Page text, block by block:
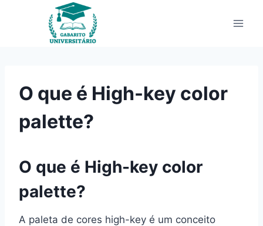
O que é High-key color
palette?
O que é High-key color
palette?
A paleta de cores high-key é um conceito